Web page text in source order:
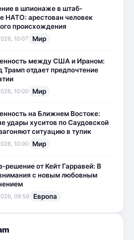
в шпионаже в штаб-
НАТО: арестован человек
происхождения
10:07 Мир
между США и Ираном:
Трамп отдает предпочтение
10:00 Мир
на Ближнем Востоке:
удары хуситов по Саудовской
ситуацию в тупик
10:00 Мир
решение от Кейт Гарравей: В
с новым любовным
09:59 Европа